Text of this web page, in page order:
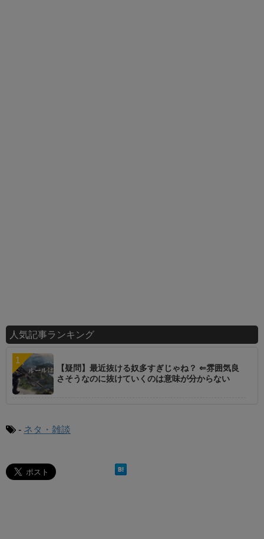
人気記事ランキング
【疑問】最近抜ける奴多すぎじゃね？ ⇐雰囲気良
さそうなのに抜けていくのは意味が分からない
- ネタ・雑談